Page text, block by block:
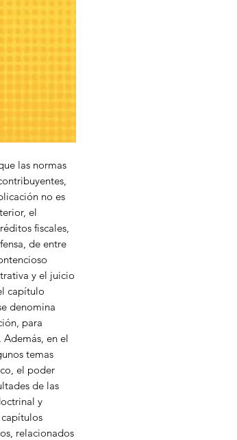
las normas
no es
el
fiscales,
de entre
y el juicio
capítulo
denomina
para
en el
temas
el poder
de las
y
relacionados